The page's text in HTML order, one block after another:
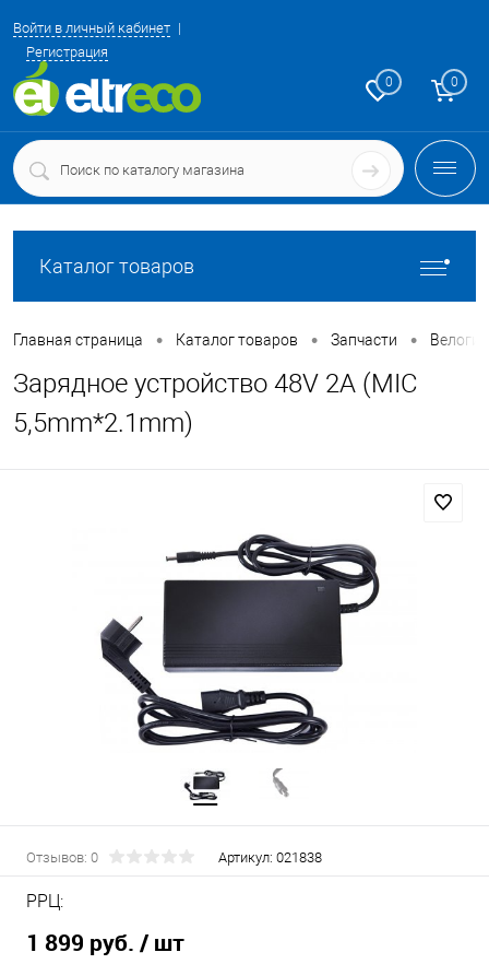
Войти в личный кабинет
Регистрация
0 0
Каталог товаров
Главная страница • Каталог товаров • Запчасти •
Зарядное устройство 48V 2A (MIC
5,5mm*2.1mm)
Отзывов: 0 Артикул: 021838
РРЦ:
1 899 руб. / шт